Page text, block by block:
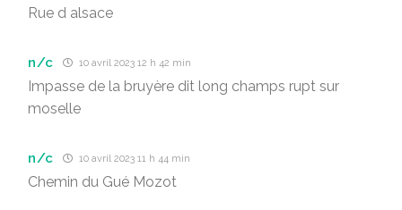
Rue d alsace
n/c 10 avril 2023 12 h 42 min
Impasse de la bruyère dit long champs rupt sur
moselle
n/c 10 avril 2023 11 h 44 min
Chemin du Gué Mozot